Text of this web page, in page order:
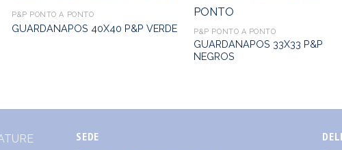
P&P PONTO A PONTO
GUARDANAPOS 40X40 P&P VERDE P&P PONTO A PONTO
GUARDANAPOS 33X33 P&P
NEGROS
SEDE